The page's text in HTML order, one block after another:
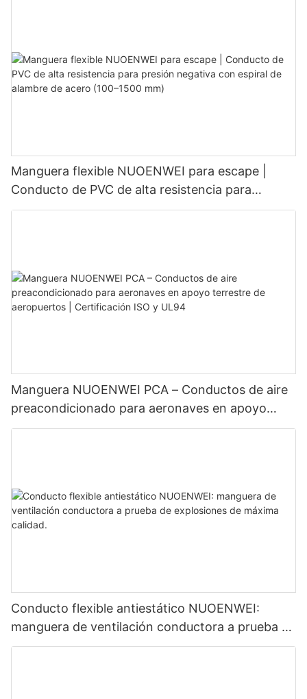
Manguera flexible NUOENWEI para escape |
Conducto de PVC de alta resistencia para
presión negativa con espiral de alambre de acero
Manguera NUOENWEI PCA – Conductos de aire
preacondicionado para aeronaves en apoyo
terrestre de aeropuertos | Certificación ISO y
Conducto flexible antiestático NUOENWEI:
manguera de ventilación conductora a prueba de
explosiones de máxima calidad.